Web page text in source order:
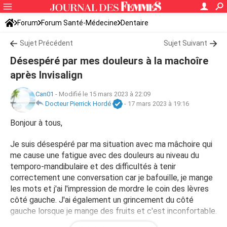
Forum Forum Santé-Médecine Dentaire
Sujet Précédent Sujet Suivant
Désespéré par mes douleurs à la machoîre
après Invisalign
Can01 - Modifié le 15 mars 2023 à 22:09
Docteur Pierrick Hordé
- 17 mars 2023 à 19:16
Bonjour à tous,
Je suis désespéré par ma situation avec ma mâchoire qui
me cause une fatigue avec des douleurs au niveau du
temporo-mandibulaire et des difficultés à tenir
correctement une conversation car je bafouille, je mange
les mots et j'ai l'impression de mordre le coin des lèvres
côté gauche. J'ai également un grincement du côté
gauche lorsque je mange des fruits et c'est inconfortable.